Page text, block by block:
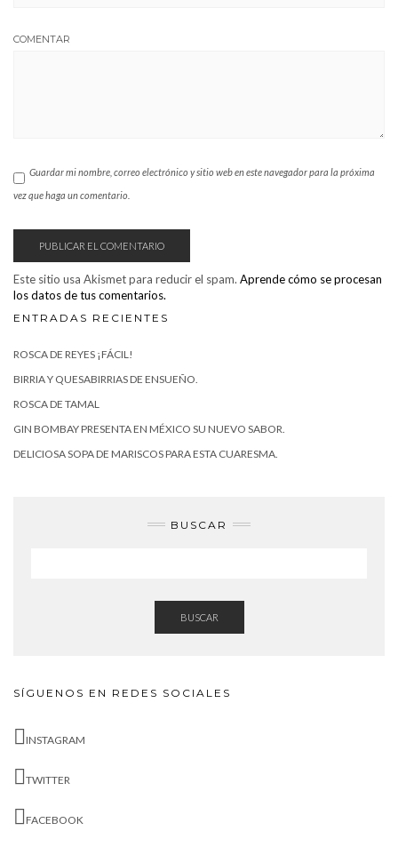
COMENTAR
Guardar mi nombre, correo electrónico y sitio web en este navegador para la próxima
vez que haga un comentario.
Este sitio usa Akismet para reducir el spam. Aprende cómo se procesan
los datos de tus comentarios.
ENTRADAS RECIENTES
ROSCA DE REYES ¡FÁCIL!
BIRRIA Y QUESABIRRIAS DE ENSUEÑO.
ROSCA DE TAMAL
GIN BOMBAY PRESENTA EN MÉXICO SU NUEVO SABOR.
DELICIOSA SOPA DE MARISCOS PARA ESTA CUARESMA.
BUSCAR
BUSCAR
SÍGUENOS EN REDES SOCIALES
INSTAGRAM
TWITTER
FACEBOOK